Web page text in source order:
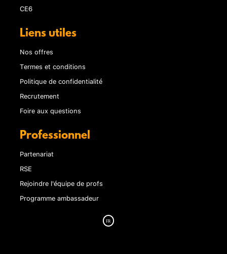
CE6
Liens utiles
Nos offres
Termes et conditions
Politique de confidentialité
Recrutement
Foire aux questions
Professionnel
Partenariat
RSE
Rejoindre l'équipe de profs
Programme ambassadeur